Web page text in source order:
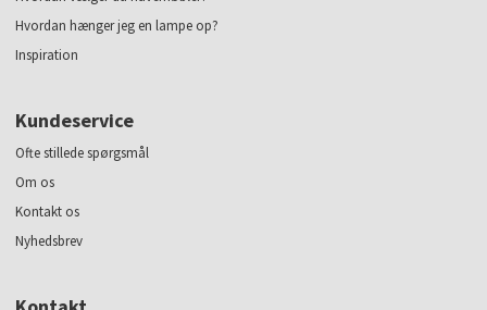
Hvordan hænger jeg en lampe op?
Inspiration
Kundeservice
Ofte stillede spørgsmål
Om os
Kontakt os
Nyhedsbrev